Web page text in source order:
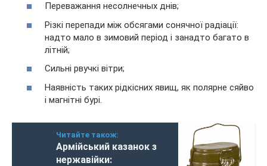
Переважання несолнечных днів;
Різкі перепади між обсягами сонячної радіації:
надто мало в зимовий період і занадто багато в
літній;
Сильні рвучкі вітри;
Наявність таких рідкісних явищ, як полярне сяйво
і магнітні бурі.
Читайте також:
Армійський казанок з
нержавійки: